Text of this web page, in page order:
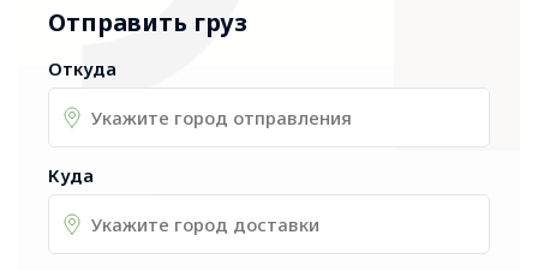
Отправить груз
Откуда
Куда